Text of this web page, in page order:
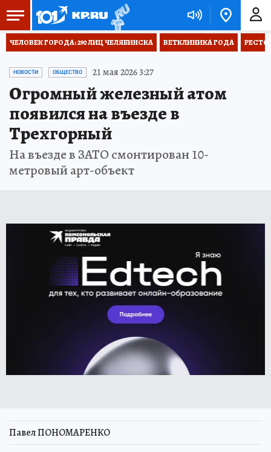
ЧЕЛОВЕК ГОРОДА: 290 ЛИЦ ЧЕЛЯБИНСКА ВЕТКЛИНИКА ГОДА
НОВОСТИ ОБЩЕСТВО 21 мая 2026 3:27
Огромный железный атом
появился на въезде в
Трехгорный
На въезде в ЗАТО смонтирован 10-
метровый арт-объект
Павел ПОНОМАРЕНКО